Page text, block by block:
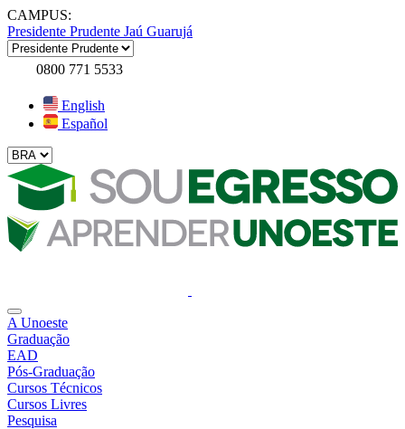
CAMPUS:
Presidente Prudente Jaú Guarujá
0800 771 5533
English
Español
A Unoeste
Graduação
EAD
Pós-Graduação
Cursos Técnicos
Cursos Livres
Pesquisa